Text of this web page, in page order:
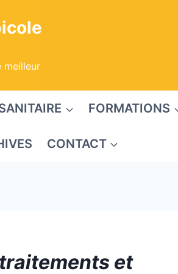
meilleur
FORMATIONS
CONTACT
et